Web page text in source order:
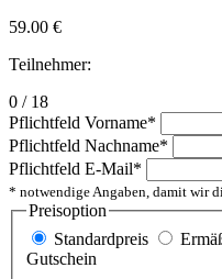
59.00 €
Teilnehmer:
0 / 18
Pflichtfeld Vorname*
Pflichtfeld Nachname*
Pflichtfeld E-Mail*
* notwendige Angaben, damit wir
Preisoption
Standardpreis
Gutschein